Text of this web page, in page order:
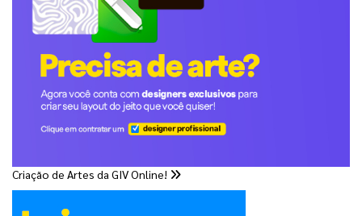
Criação de Artes da GIV Online!